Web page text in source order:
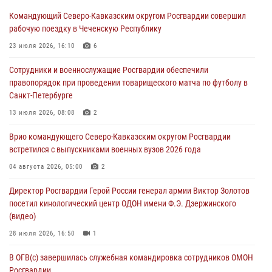
Смольного собора в Санкт-Петербурге (видео)
07 августа 2026, 11:34
взрывобезопасности
07 августа 2026, 11:33
Рэпер ST посетил раненых росгвардейцев в Главном военном
07 августа 2026, 11:18 2
В Ставрополе офицеры Росгвардии стали участниками пресс-
07 августа 2026, 11:00
Командующий Северо-Кавказским округом Росгвардии совершил
рабочую поездку в Чеченскую Республику
23 июля 2026, 16:10 6
Сотрудники и военнослужащие Росгвардии обеспечили
правопорядок при проведении товарищеского матча по футболу в
Санкт-Петербурге
13 июля 2026, 08:08 2
Врио командующего Северо-Кавказским округом Росгвардии
встретился с выпускниками военных вузов 2026 года
04 августа 2026, 05:00 2
Директор Росгвардии Герой России генерал армии Виктор Золотов
посетил кинологический центр ОДОН имени Ф.Э. Дзержинского
(видео)
28 июля 2026, 16:50 1
В ОГВ(с) завершилась служебная командировка сотрудников ОМОН